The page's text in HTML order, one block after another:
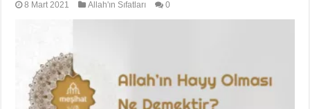
8 Mart 2021 Allah'ın Sıfatları 0